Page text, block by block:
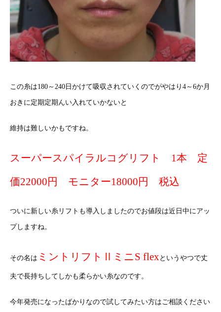
この糸は180～240日かけて吸収されていくのでがやはり4～6か月
おきに定期定期んい入れていかないと
維持は難しいかもですね。
スーパースパイラルコグリフト 1本 定
価22000円 モニター18000円 税込
ついに新しい糸リフトも導入しましたのでお値段は近日中にアッ
プしますね。
その名は ミントリフトⅡミニS flexというやつで丈
夫で長持ちしてしかも柔らかい糸なのです。
今年発売になったばかりなので試してみたい方はご相談ください